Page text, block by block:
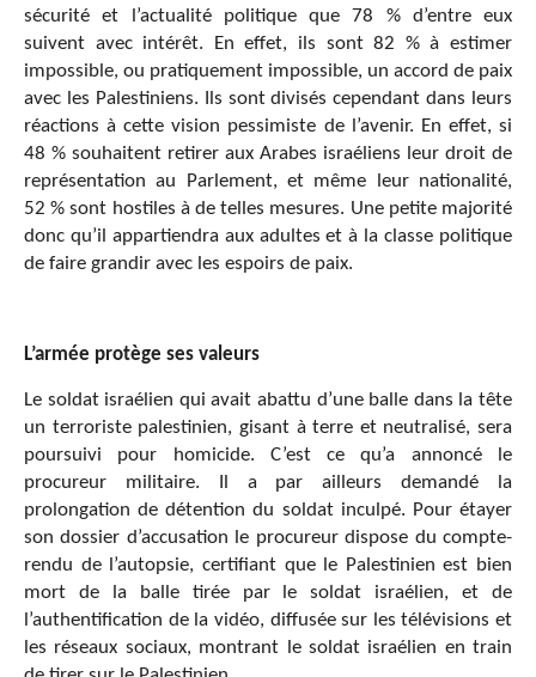
sécurité et l’actualité politique que 78 % d’entre eux
suivent avec intérêt. En effet, ils sont 82 % à estimer
impossible, ou pratiquement impossible, un accord de paix
avec les Palestiniens. Ils sont divisés cependant dans leurs
réactions à cette vision pessimiste de l’avenir. En effet, si
48 % souhaitent retirer aux Arabes israéliens leur droit de
représentation au Parlement, et même leur nationalité,
52 % sont hostiles à de telles mesures. Une petite majorité
donc qu’il appartiendra aux adultes et à la classe politique
de faire grandir avec les espoirs de paix.
L’armée protège ses valeurs
Le soldat israélien qui avait abattu d’une balle dans la tête
un terroriste palestinien, gisant à terre et neutralisé, sera
poursuivi pour homicide. C’est ce qu’a annoncé le
procureur militaire. Il a par ailleurs demandé la
prolongation de détention du soldat inculpé. Pour étayer
son dossier d’accusation le procureur dispose du compte-
rendu de l’autopsie, certifiant que le Palestinien est bien
mort de la balle tirée par le soldat israélien, et de
l’authentification de la vidéo, diffusée sur les télévisions et
les réseaux sociaux, montrant le soldat israélien en train